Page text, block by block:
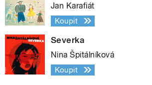
Jan Karafiát
Koupit
Severka
Nina Špitálníková
Koupit